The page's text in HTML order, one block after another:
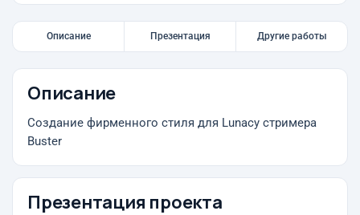
Описание Презентация Другие работы
Описание
Создание фирменного стиля для Lunacy стримера
Buster
Презентация проекта